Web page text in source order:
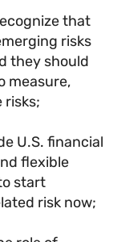
recognize
emerging
they should
to measure,
risks;
U.S.
and flexible
to start
related risk